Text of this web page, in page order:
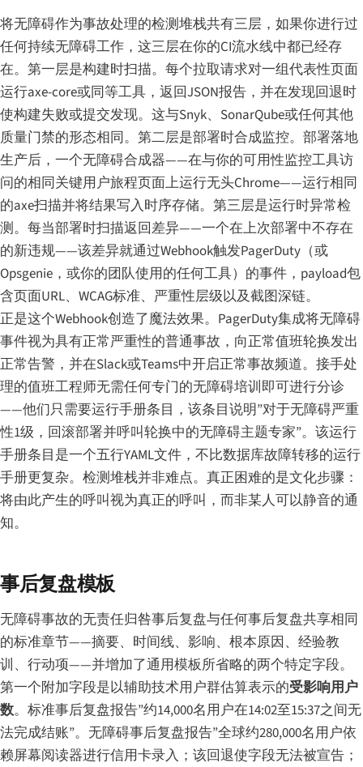
将无障碍作为事故处理的检测堆栈共有三层，如果你进行过
任何持续无障碍工作，这三层在你的CI流水线中都已经存
在。第一层是构建时扫描。每个拉取请求对一组代表性页面
运行axe-core或同等工具，返回JSON报告，并在发现回退时
使构建失败或提交发现。这与Snyk、SonarQube或任何其他
质量门禁的形态相同。第二层是部署时合成监控。部署落地
生产后，一个无障碍合成器——在与你的可用性监控工具访
问的相同关键用户旅程页面上运行无头Chrome——运行相同
的axe扫描并将结果写入时序存储。第三层是运行时异常检
测。每当部署时扫描返回差异——一个在上次部署中不存在
的新违规——该差异就通过Webhook触发PagerDuty（或
Opsgenie，或你的团队使用的任何工具）的事件，payload包
含页面URL、WCAG标准、严重性层级以及截图深链。
正是这个Webhook创造了魔法效果。PagerDuty集成将无障碍
事件视为具有正常严重性的普通事故，向正常值班轮换发出
正常告警，并在Slack或Teams中开启正常事故频道。接手处
理的值班工程师无需任何专门的无障碍培训即可进行分诊
——他们只需要运行手册条目，该条目说明”对于无障碍严重
性1级，回滚部署并呼叫轮换中的无障碍主题专家”。该运行
手册条目是一个五行YAML文件，不比数据库故障转移的运行
手册更复杂。检测堆栈并非难点。真正困难的是文化步骤：
将由此产生的呼叫视为真正的呼叫，而非某人可以静音的通
知。
事后复盘模板
无障碍事故的无责任归咎事后复盘与任何事后复盘共享相同
的标准章节——摘要、时间线、影响、根本原因、经验教
训、行动项——并增加了通用模板所省略的两个特定字段。
第一个附加字段是以辅助技术用户群估算表示的受影响用户
数。标准事后复盘报告”约14,000名用户在14:02至15:37之间无
法完成结账”。无障碍事后复盘报告”全球约280,000名用户依
赖屏幕阅读器进行信用卡录入；该回退使字段无法被宣告；